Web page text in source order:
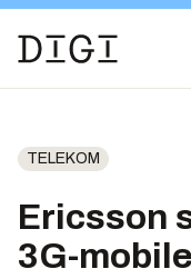
TELEKOM
Ericsson
3G-